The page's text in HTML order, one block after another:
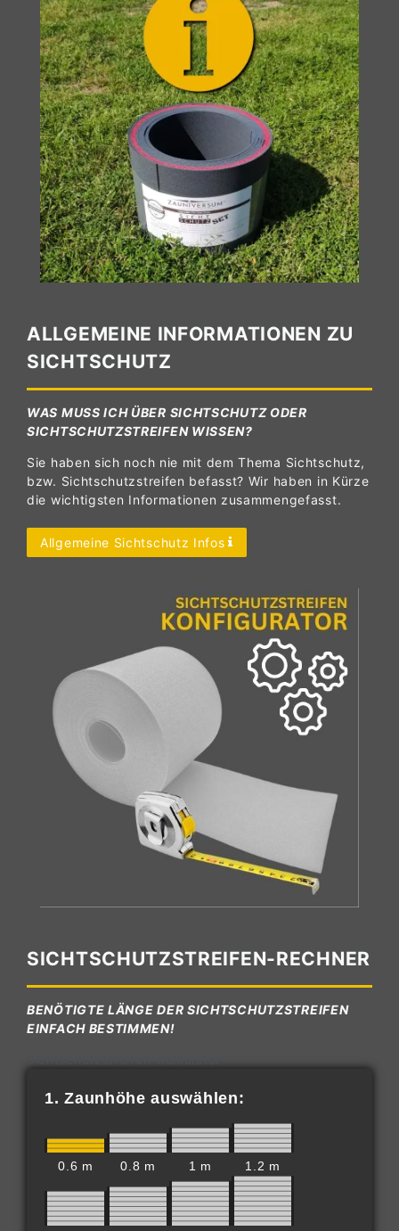
ALLGEMEINE INFORMATIONEN ZU
SICHTSCHUTZ
WAS MUSS ICH ÜBER SICHTSCHUTZ ODER
SICHTSCHUTZSTREIFEN WISSEN?
Sie haben sich noch nie mit dem Thema Sichtschutz,
bzw. Sichtschutzstreifen befasst? Wir haben in Kürze
die wichtigsten Informationen zusammengefasst.
Allgemeine Sichtschutz Infos
SICHTSCHUTZSTREIFEN-RECHNER
BENÖTIGTE LÄNGE DER SICHTSCHUTZSTREIFEN
EINFACH BESTIMMEN!
1. Zaunhöhe auswählen:
0.6 m 0.8 m 1 m 1.2 m